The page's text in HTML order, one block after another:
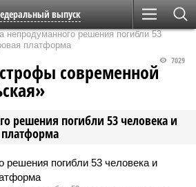
выпуск
непродуманного решения погибли 53
платформа
решения погибли 53 человека и
7029
современной